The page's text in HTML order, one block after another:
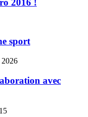
2016 !
sport
avec